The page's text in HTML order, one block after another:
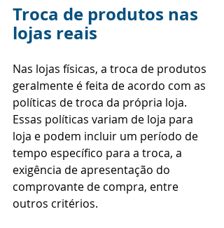
Troca de produtos nas
lojas reais
Nas lojas físicas, a troca de produtos
geralmente é feita de acordo com as
políticas de troca da própria loja.
Essas políticas variam de loja para
loja e podem incluir um período de
tempo específico para a troca, a
exigência de apresentação do
comprovante de compra, entre
outros critérios.